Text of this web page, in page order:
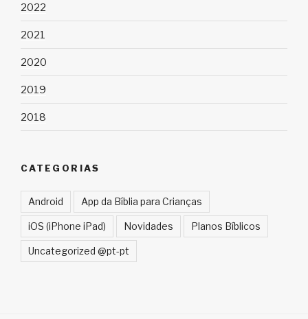
2022
2021
2020
2019
2018
CATEGORIAS
Android App da Bíblia para Crianças
iOS (iPhone iPad) Novidades Planos Bíblicos
Uncategorized @pt-pt